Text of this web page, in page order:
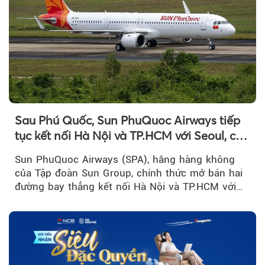
Sau Phú Quốc, Sun PhuQuoc Airways tiếp
tục kết nối Hà Nội và TP.HCM với Seoul, cất
cánh vào tháng 8 năm nay
Sun PhuQuoc Airways (SPA), hãng hàng không
của Tập đoàn Sun Group, chính thức mở bán hai
đường bay thẳng kết nối Hà Nội và TP.HCM với